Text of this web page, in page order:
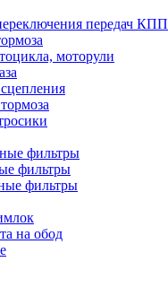
передач КПП
моторули
фильтры
фильтры
фильтры
на обод